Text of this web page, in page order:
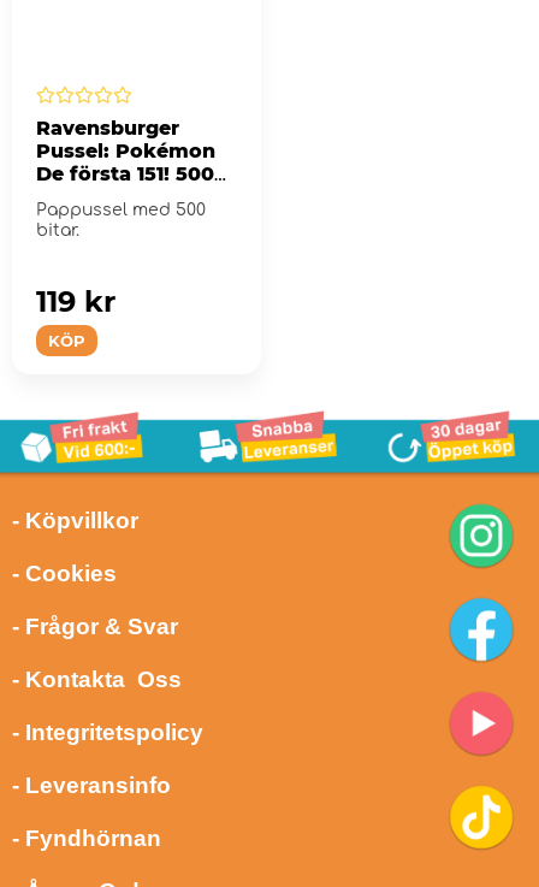
Ravensburger
Pussel: Pokémon
De första 151! 500
Bitar
Pappussel med 500
bitar.
KÖP
119 kr
- Köpvillkor
- Cookies
- Frågor & Svar
- Kontakta Oss
- Integritetspolicy
- Leveransinfo
- Fyndhörnan